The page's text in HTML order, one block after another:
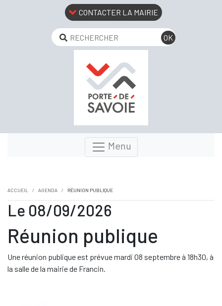
CONTACTER LA MAIRIE
Menu
ACCUEIL AGENDA RÉUNION PUBLIQUE
Le 08/09/2026
Réunion publique
Une réunion publique est prévue mardi 08 septembre à 18h30, à
la salle de la mairie de Francin.